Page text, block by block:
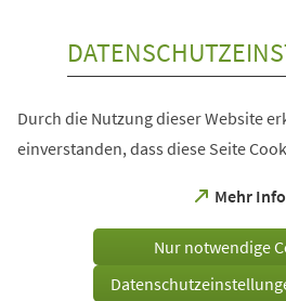
Durch die Nutzung dieser Website
einverstanden, dass diese Seite
Mehr
(Öffnet
einem
Tab)
Nur notwendige